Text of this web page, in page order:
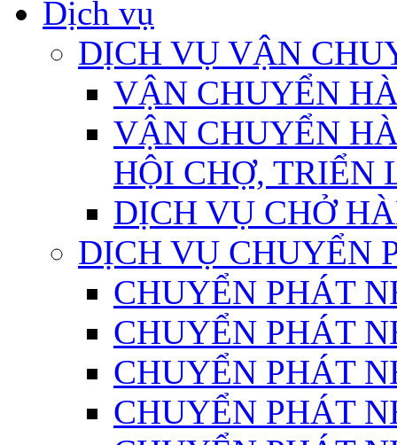
Dịch vụ
DỊCH VỤ VẬN
VẬN CHUYỂN
VẬN CHUYỂN
HỘI CHỢ, TRIỂN
DỊCH VỤ CHỞ
DỊCH VỤ CHUYỂN
CHUYỂN PHÁT
CHUYỂN PHÁT
CHUYỂN PHÁT
CHUYỂN PHÁT